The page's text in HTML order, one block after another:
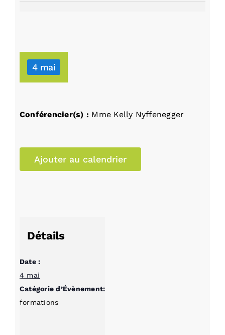
4 mai
Conférencier(s) : Mme Kelly Nyffenegger
Ajouter au calendrier
Détails
Date :
4 mai
Catégorie d’Évènement:
formations